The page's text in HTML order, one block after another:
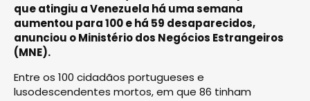
que atingiu a Venezuela há uma semana
aumentou para 100 e há 59 desaparecidos,
anunciou o Ministério dos Negócios Estrangeiros
(MNE).
Entre os 100 cidadãos portugueses e
lusodescendentes mortos, em que 86 tinham